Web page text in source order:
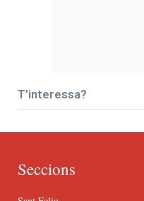
T’interessa?
Seccions